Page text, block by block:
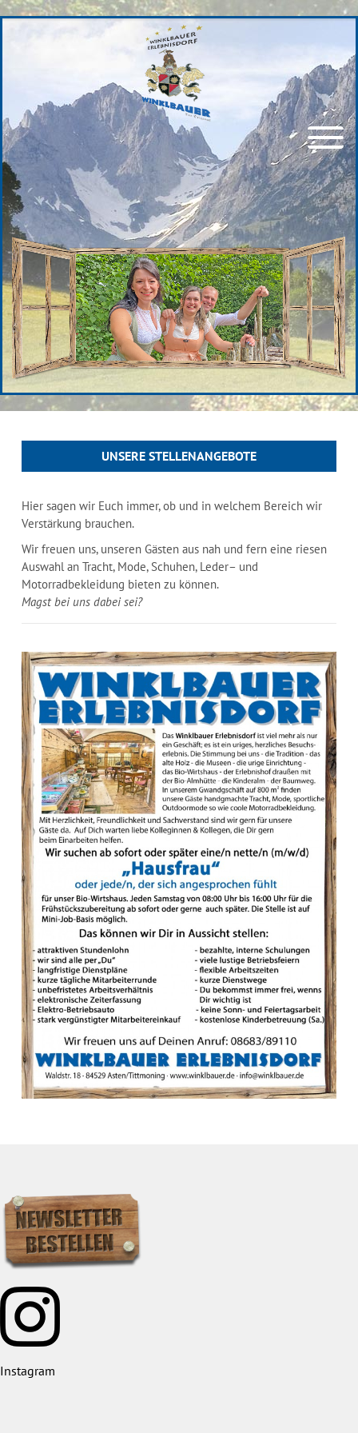
UNSERE STELLENANGEBOTE
Hier sagen wir Euch immer, ob und in welchem Bereich wir
Verstärkung brauchen.
Wir freuen uns, unseren Gästen aus nah und fern eine riesen
Auswahl an Tracht, Mode, Schuhen, Leder– und
Motorradbekleidung bieten zu können.
Magst bei uns dabei sei?
Instagram